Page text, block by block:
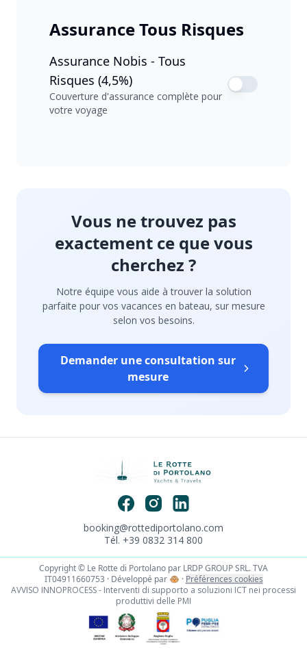
Assurance Tous Risques
Assurance Nobis - Tous
Risques (4,5%)
Couverture d'assurance complète pour
votre voyage
Vous ne trouvez pas
exactement ce que vous
cherchez ?
Notre équipe vous aide à trouver la solution
parfaite pour vos vacances en bateau, sur mesure
selon vos besoins.
Demander une consultation sur
mesure
booking@rottediportolano.com
Tél. +39 0832 314 800
Copyright © Le Rotte di Portolano par LRDP GROUP SRL. TVA
IT04911660753 · Développé par 🐵 · Préférences cookies
AVVISO INNOPROCESS - Interventi di supporto a soluzioni ICT nei processi
produttivi delle PMI